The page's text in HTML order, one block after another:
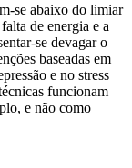
se abaixo do limiar
de energia e a
se devagar o
baseadas em
e no stress
funcionam
e não como